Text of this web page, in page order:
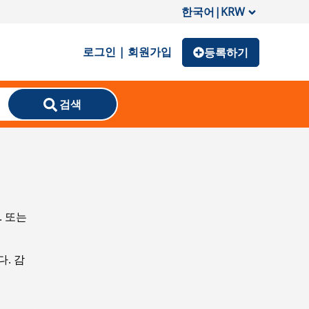
한국어|KRW
로그인 | 회원가입 등록하기
검색
또는
. 감